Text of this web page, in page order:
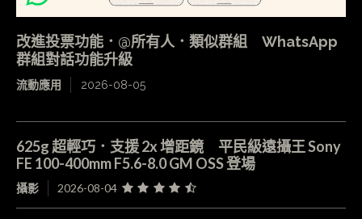
改進投票功能．@所有人．類似群組 WhatsApp
群組對話功能升級
流動應用 2026-08-05
625g 超輕巧．支援 2x 增距鏡 平民級遠攝王 Sony
FE 100-400mm F5.6-8.0 GM OSS 登場
攝影 2026-08-04